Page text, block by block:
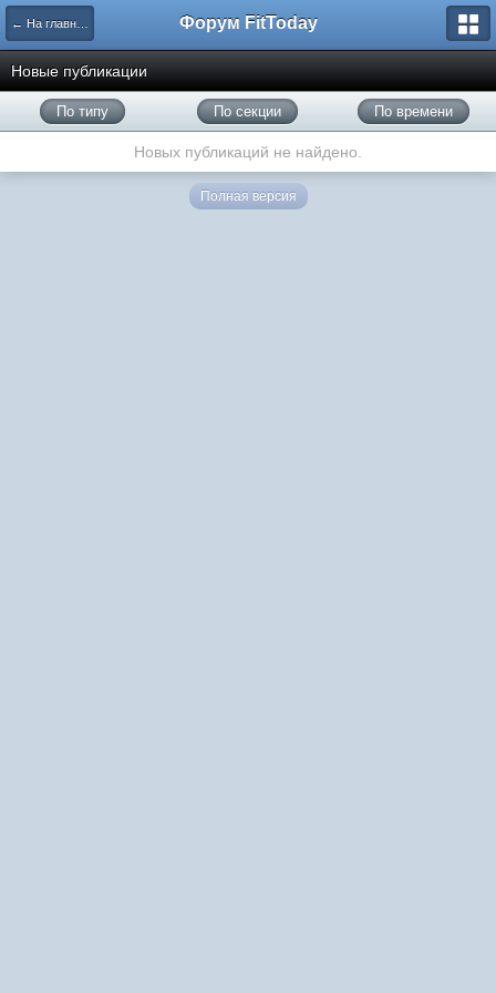
← На главную Форум FitToday
Новые публикации
По типу По секции По времени
Новых публикаций не найдено.
Полная версия